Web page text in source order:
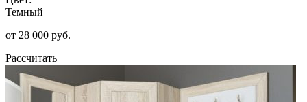
Темный
от 28 000 руб.
Рассчитать